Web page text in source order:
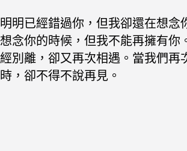
明明已經錯過你，但我卻還在想念
想念你的時候，但我不能再擁有你
經別離，卻又再次相遇。當我們再
時，卻不得不說再見。